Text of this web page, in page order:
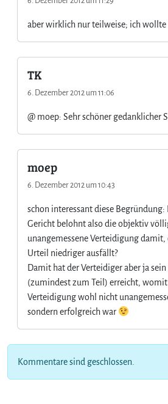
aber wirklich nur teilweise; ich wollte
TK
6. Dezember 2012 um 11:06
@ moep: Sehr schöner gedanklicher
moep
6. Dezember 2012 um 10:43
schon interessant diese Begründung:
Gericht belohnt also die objektiv
unangemessene Verteidigung damit,
Urteil niedriger ausfällt?
Damit hat der Verteidiger aber ja sein
(zumindest zum Teil) erreicht,
Verteidigung wohl nicht
sondern erfolgreich war
Kommentare sind geschlossen.